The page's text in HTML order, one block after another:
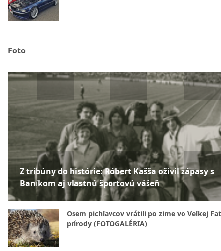
Foto
Z tribúny do histórie: Róbert Kašša oživil zápasy s
Baníkom aj vlastnú športovú vášeň
Osem pichľavcov vrátili po zime vo Veľkej
prírody (FOTOGALÉRIA)